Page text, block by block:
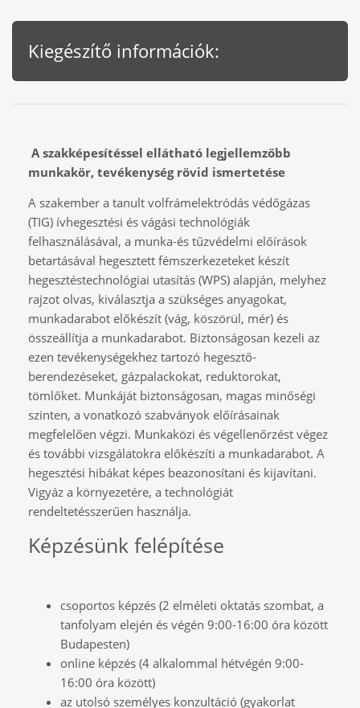
Kiegészítő információk:
A szakképesítéssel ellátható legjellemzőbb
munkakör, tevékenység rövid ismertetése
A szakember a tanult volfrámelektródás védőgázas
(TIG) ívhegesztési és vágási technológiák
felhasználásával, a munka-és tűzvédelmi előírások
betartásával hegesztett fémszerkezeteket készít
hegesztéstechnológiai utasítás (WPS) alapján, melyhez
rajzot olvas, kiválasztja a szükséges anyagokat,
munkadarabot előkészít (vág, köszörül, mér) és
összeállítja a munkadarabot. Biztonságosan kezeli az
ezen tevékenységekhez tartozó hegesztő-
berendezéseket, gázpalackokat, reduktorokat,
tömlőket. Munkáját biztonságosan, magas minőségi
szinten, a vonatkozó szabványok előírásainak
megfelelően végzi. Munkaközi és végellenőrzést végez
és további vizsgálatokra előkészíti a munkadarabot. A
hegesztési hibákat képes beazonosítani és kijavítani.
Vigyáz a környezetére, a technológiát
rendeltetésszerűen használja.
Képzésünk felépítése
csoportos képzés (2 elméleti oktatás szombat, a
tanfolyam elején és végén 9:00-16:00 óra között
Budapesten)
online képzés (4 alkalommal hétvégén 9:00-
16:00 óra között)
az utolsó személyes konzultáció (gyakorlat